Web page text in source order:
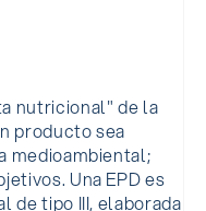
nutricional" de la
producto sea
medioambiental;
Una EPD es
de tipo III, elaborada